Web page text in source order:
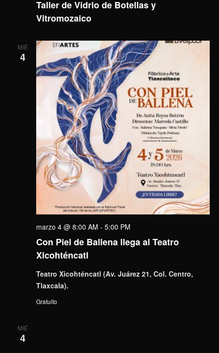
Taller de Vidrio de Botellas y
Vitromozaico
MIÉ
4
Con Piel de Ballena llega al Teatro
Xicohténcatl
marzo 4 @ 8:00 AM - 5:00 PM
Teatro Xicohténcatl (Av. Juárez 21, Col. Centro,
Tlaxcala).
Gratuito
MIÉ
4